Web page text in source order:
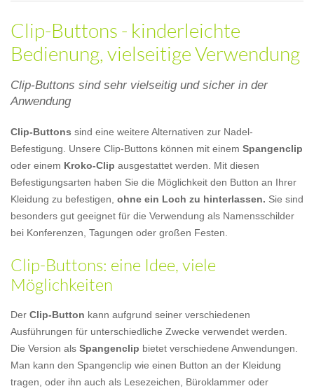
Clip-Buttons - kinderleichte
Bedienung, vielseitige Verwendung
Clip-Buttons sind sehr vielseitig und sicher in der
Anwendung
Clip-Buttons sind eine weitere Alternativen zur Nadel-
Befestigung. Unsere Clip-Buttons können mit einem Spangenclip
oder einem Kroko-Clip ausgestattet werden. Mit diesen
Befestigungsarten haben Sie die Möglichkeit den Button an Ihrer
Kleidung zu befestigen, ohne ein Loch zu hinterlassen. Sie sind
besonders gut geeignet für die Verwendung als Namensschilder
bei Konferenzen, Tagungen oder großen Festen.
Clip-Buttons: eine Idee, viele
Möglichkeiten
Der Clip-Button kann aufgrund seiner verschiedenen
Ausführungen für unterschiedliche Zwecke verwendet werden.
Die Version als Spangenclip bietet verschiedene Anwendungen.
Man kann den Spangenclip wie einen Button an der Kleidung
tragen, oder ihn auch als Lesezeichen, Büroklammer oder